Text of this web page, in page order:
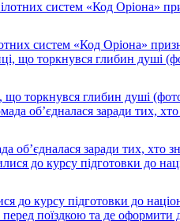
систем «Код Оріона»
що торкнувся глибин душі
об’єдналася заради тих, хто
до курсу підготовки до